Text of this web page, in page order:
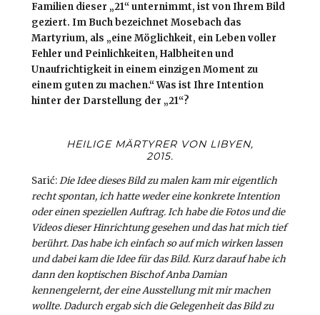
Familien dieser „21“ unternimmt, ist von Ihrem Bild
geziert. Im Buch bezeichnet Mosebach das
Martyrium, als „eine Möglichkeit, ein Leben voller
Fehler und Peinlichkeiten, Halbheiten und
Unaufrichtigkeit in einem einzigen Moment zu
einem guten zu machen.“ Was ist Ihre Intention
hinter der Darstellung der „21“?
HEILIGE MÄRTYRER VON LIBYEN,
2015.
Sarić:Die Idee dieses Bild zu malen kam mir eigentlich
recht spontan, ich hatte weder eine konkrete Intention
oder einen speziellen Auftrag. Ich habe die Fotos und die
Videos dieser Hinrichtung gesehen und das hat mich tief
berührt. Das habe ich einfach so auf mich wirken lassen
und dabei kam die Idee für das Bild. Kurz darauf habe ich
dann den koptischen Bischof Anba Damian
kennengelernt, der eine Ausstellung mit mir machen
wollte. Dadurch ergab sich die Gelegenheit das Bild zu